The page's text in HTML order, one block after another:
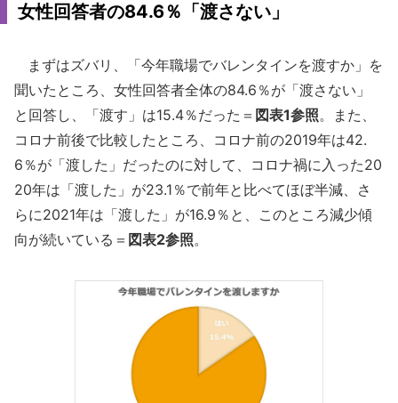
女性回答者の84.6％「渡さない」
まずはズバリ、「今年職場でバレンタインを渡すか」を
聞いたところ、女性回答者全体の84.6％が「渡さない」
と回答し、「渡す」は15.4％だった＝ 図表1参照。また、
コロナ前後で比較したところ、コロナ前の2019年は42.
6％が「渡した」だったのに対して、コロナ禍に入った20
20年は「渡した」が23.1％で前年と比べてほぼ半減、さ
らに2021年は「渡した」が16.9％と、このところ減少傾
向が続いている＝ 図表2参照。